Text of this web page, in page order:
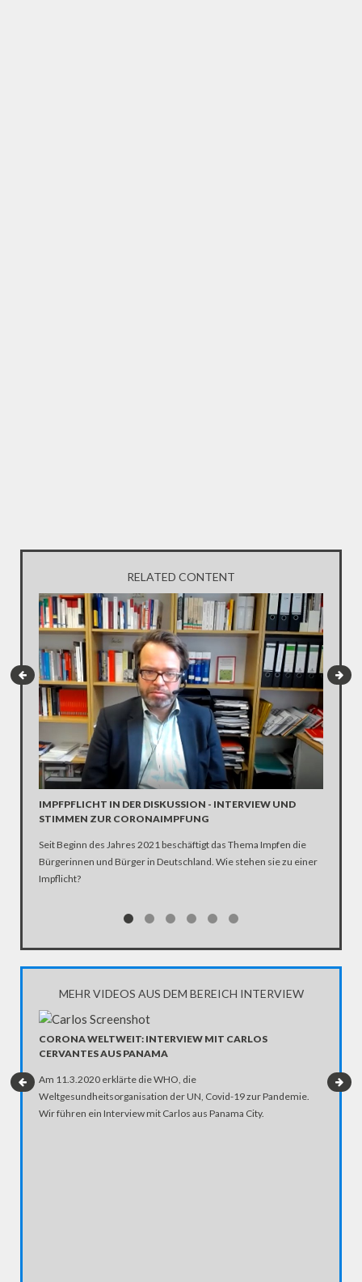
RELATED CONTENT
IMPFPFLICHT IN DER DISKUSSION - INTERVIEW UND
STIMMEN ZUR CORONAIMPFUNG
Seit Beginn des Jahres 2021 beschäftigt das Thema Impfen die
Bürgerinnen und Bürger in Deutschland. Wie stehen sie zu einer
Impflicht?
MEHR VIDEOS AUS DEM BEREICH INTERVIEW
CORONA WELTWEIT: INTERVIEW MIT CARLOS
CERVANTES AUS PANAMA
Am 11.3.2020 erklärte die WHO, die
Weltgesundheitsorganisation der UN, Covid-19 zur Pandemie.
Wir führen ein Interview mit Carlos aus Panama City.